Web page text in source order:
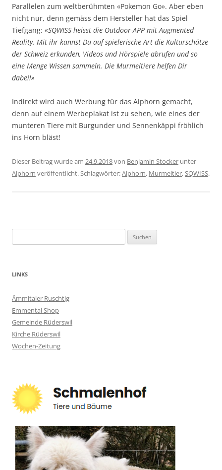
Parallelen zum weltberühmten «Pokemon Go». Aber eben
nicht nur, denn gemäss dem Hersteller hat das Spiel
Tiefgang: «SQWISS heisst die Outdoor-APP mit Augmented
Reality. Mit ihr kannst Du auf spielerische Art die Kulturschätze
der Schweiz erkunden, Videos und Hörspiele abrufen und so
eine Menge Wissen sammeln. Die Murmeltiere helfen Dir
dabei!»
Indirekt wird auch Werbung für das Alphorn gemacht,
denn auf einem Werbeplakat ist zu sehen, wie eines der
munteren Tiere mit Burgunder und Sennenkäppi fröhlich
ins Horn bläst!
Dieser Beitrag wurde am 24.9.2018von Benjamin Stocker unter
Alphorn veröffentlicht. Schlagwörter:Alphorn, Murmeltier,SQWISS.
nach:
LINKS
Ämmitaler Ruschtig
Emmental Shop
Gemeinde Rüderswil
Kirche Rüderswil
Wochen-Zeitung